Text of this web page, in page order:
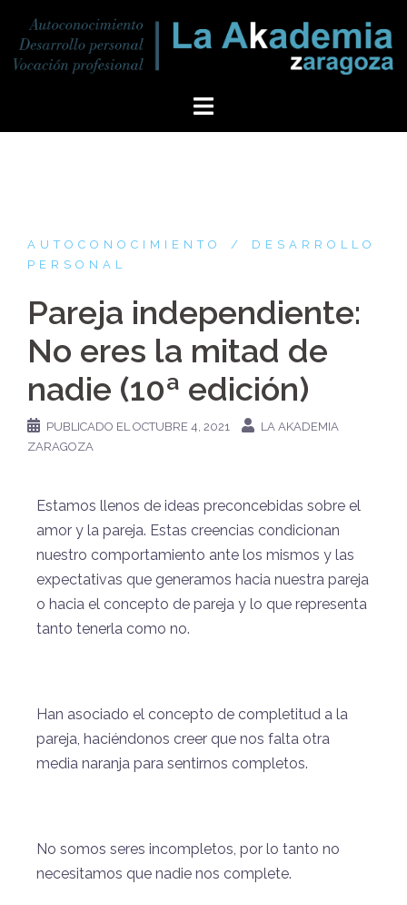
AUTOCONOCIMIENTO
DESARROLLO
PERSONAL
Pareja independiente:
No eres la mitad de
nadie (10ª edición)
PUBLICADO EL OCTUBRE 4, 2021
LA AKADEMIA
ZARAGOZA
Estamos llenos de ideas preconcebidas sobre el
amor y la pareja. Estas creencias condicionan
nuestro comportamiento ante los mismos y las
expectativas que generamos hacia nuestra pareja
o hacia el concepto de pareja y lo que representa
tanto tenerla como no.
Han asociado el concepto de completitud a la
pareja, haciéndonos creer que nos falta otra
media naranja para sentirnos completos.
No somos seres incompletos, por lo tanto no
necesitamos que nadie nos complete.